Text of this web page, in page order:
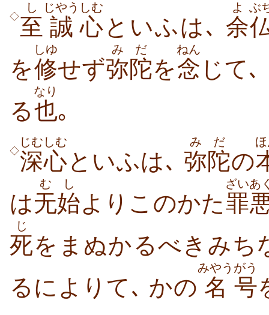
◇至
し
誠
じやう
心
しむ
といふは､ 余
よ ぶ
を修
しゆ
せず弥陀
みだ
を念
ねん
じて
る也
なり
｡
◇深心
じむしむ
といふは､ 弥陀
みだ
の
は无始
むし
よりこのかた罪
ざいあ
死
じ
をまぬかるべきみち
るによりて､ かの 名
みやう
号
がう